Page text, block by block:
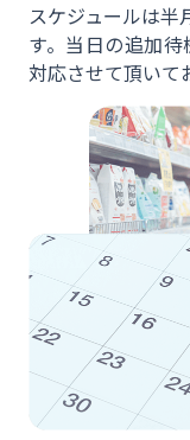
スケジュールは半
す。当日の追加
対応させて頂いて